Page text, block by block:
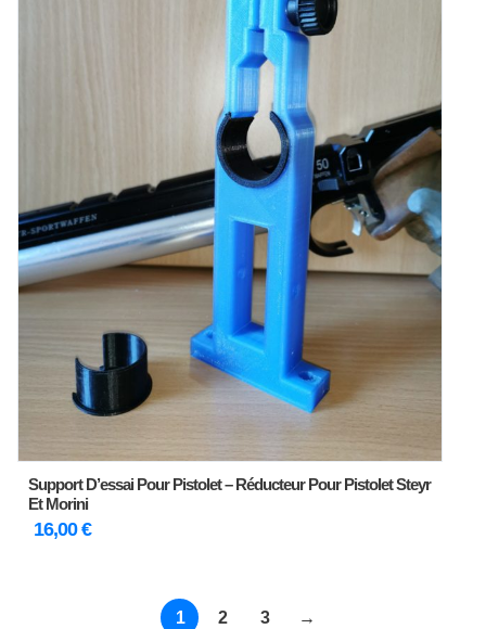
Support D’essai Pour Pistolet – Réducteur Pour Pistolet Steyr
Et Morini
16,00€
1 2 3 →